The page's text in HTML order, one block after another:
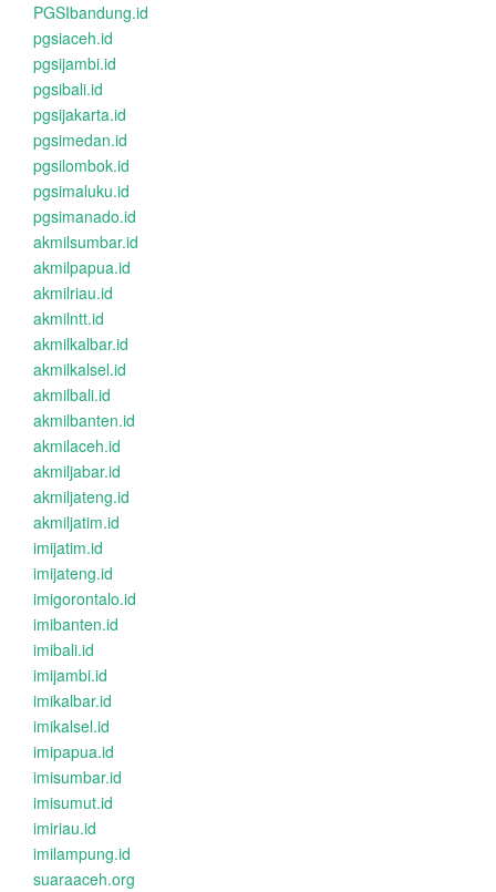
PGSIbandung.id
pgsiaceh.id
pgsijambi.id
pgsibali.id
pgsijakarta.id
pgsimedan.id
pgsilombok.id
pgsimaluku.id
pgsimanado.id
akmilsumbar.id
akmilpapua.id
akmilriau.id
akmilntt.id
akmilkalbar.id
akmilkalsel.id
akmilbali.id
akmilbanten.id
akmilaceh.id
akmiljabar.id
akmiljateng.id
akmiljatim.id
imijatim.id
imijateng.id
imigorontalo.id
imibanten.id
imibali.id
imijambi.id
imikalbar.id
imikalsel.id
imipapua.id
imisumbar.id
imisumut.id
imiriau.id
imilampung.id
suaraaceh.org